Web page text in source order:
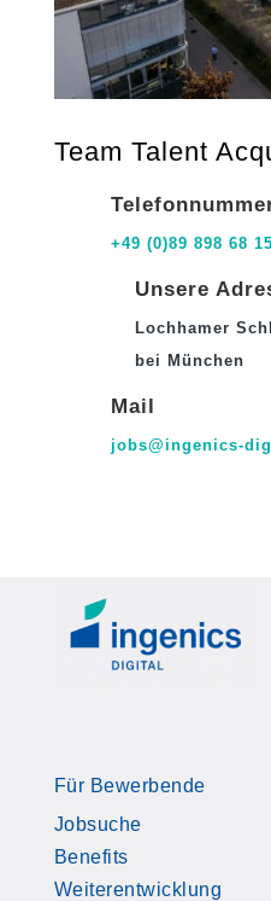
Team Talent
+49 (0)89 898 68
Unsere
Lochhamer
bei München
Mail
jobs@ingenics-
Für Bewerbende
Jobsuche
Benefits
Weiterentwicklung